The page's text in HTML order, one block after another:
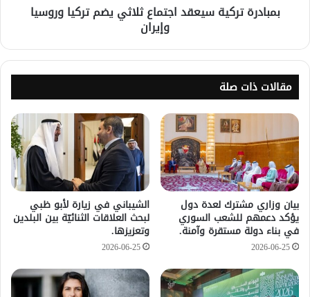
بمبادرة تركية سيعقد اجتماع ثلاثي يضم تركيا وروسيا
وإيران
مقالات ذات صلة
بيان وزاري مشترك لعدة دول
يؤكد دعمهم للشعب السوري
في بناء دولة مستقرة وآمنة.
2026-06-25
الشيباني في زيارة لأبو ظبي
لبحث العلاقات الثنائيّة بين البلدين
وتعزيزها.
2026-06-25